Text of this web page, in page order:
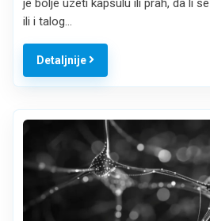
je bolje uzeti kapsulu ili prah, da li
ili i talog…
Detaljnije